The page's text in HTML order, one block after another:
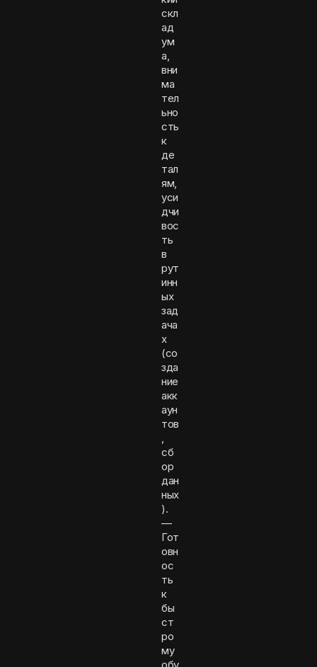
скл
ад
ум
а,
вни
ма
тел
ьно
сть
к
де
тал
ям,
уси
дчи
вос
ть
в
рут
инн
ых
зад
ача
х
(со
зда
ние
акк
аун
тов
,
сб
ор
дан
ных
).
—
Гот
овн
ос
ть
к
бы
ст
ро
му